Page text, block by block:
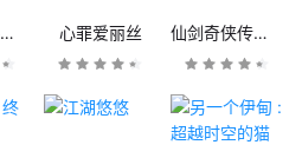
堡垒之夜手机版 心罪爱丽丝 仙剑奇侠传九野